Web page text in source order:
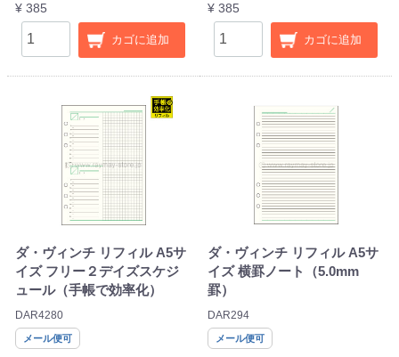
¥ 385
カゴに追加
¥ 385
カゴに追加
ダ・ヴィンチ リフィル A5サ
イズ フリー２デイズスケジ
ュール（手帳で効率化）
DAR4280
メール便可
ダ・ヴィンチ リフィル A5サ
イズ 横罫ノート（5.0mm
罫）
DAR294
メール便可